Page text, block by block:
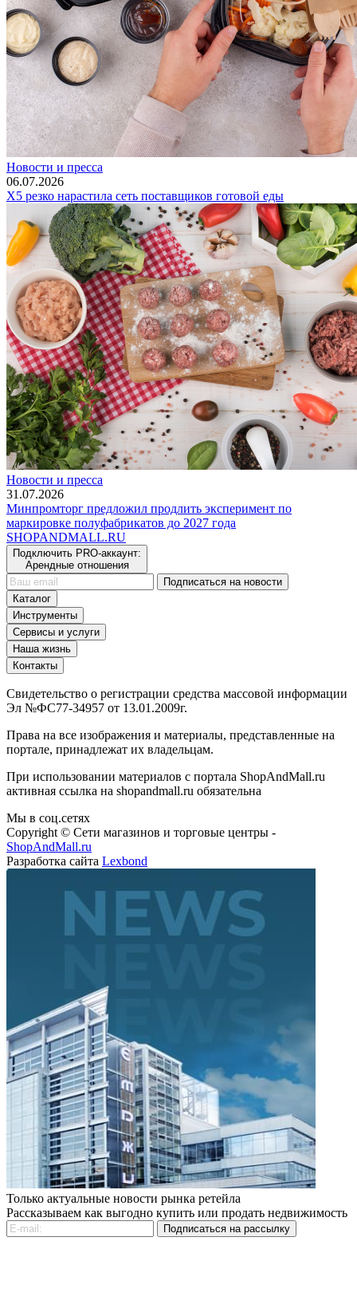
Новости и пресса
06.07.2026
Х5 резко нарастила сеть поставщиков готовой еды
Новости и пресса
31.07.2026
Минпромторг предложил продлить эксперимент по
маркировке полуфабрикатов до 2027 года
SHOPANDMALL.RU
Подключить PRO-аккаунт:
Арендные отношения
Подписаться на новости
Каталог
Инструменты
Сервисы и услуги
Наша жизнь
Контакты
Свидетельство о регистрации средства массовой информации
Эл №ФС77-34957 от 13.01.2009г.
Права на все изображения и материалы, представленные на
портале, принадлежат их владельцам.
При использовании материалов с портала ShopAndMall.ru
активная ссылка на shopandmall.ru обязательна
Мы в соц.сетях
Copyright © Сети магазинов и торговые центры -
ShopAndMall.ru
Разработка сайта Lexbond
Только актуальные новости рынка ретейла
Рассказываем как выгодно купить или продать недвижимость